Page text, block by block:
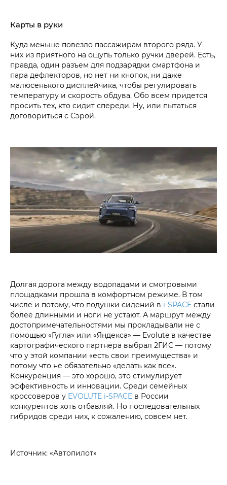
Карты в руки
Куда меньше повезло пассажирам второго ряда. У
них из приятного на ощупь только ручки дверей. Есть,
правда, один разъем для подзарядки смартфона и
пара дефлекторов, но нет ни кнопок, ни даже
малюсенького дисплейчика, чтобы регулировать
температуру и скорость обдува. Обо всем придется
просить тех, кто сидит спереди. Ну, или пытаться
договориться с Сэрой.
Долгая дорога между водопадами и смотровыми
площадками прошла в комфортном режиме. В том
числе и потому, что подушки сидений в i‑SPACE стали
более длинными и ноги не устают. А маршрут между
достопримечательностями мы прокладывали не с
помощью «Гугла» или «Яндекса» — Evolute в качестве
картографического партнера выбрал 2ГИС — потому
что у этой компании «есть свои преимущества» и
потому что не обязательно «делать как все».
Конкуренция — это хорошо, это стимулирует
эффективность и инновации. Среди семейных
кроссоверов у EVOLUTE i‑SPACE в России
конкурентов хоть отбавляй. Но последовательных
гибридов среди них, к сожалению, совсем нет.
Источник: «Автопилот»